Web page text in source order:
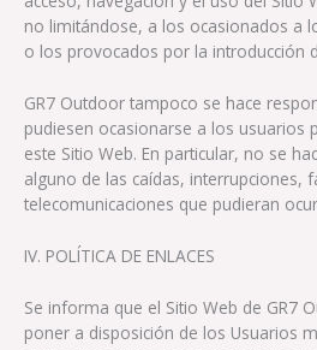
no limitándose, a los ocasionados a
o los provocados por la introducción
GR7 Outdoor tampoco se hace
pudiesen ocasionarse a los usuarios
este Sitio Web. En particular, no se
alguno de las caídas, interrupciones,
telecomunicaciones que pudieran
IV. POLÍTICA DE ENLACES
Se informa que el Sitio Web de GR7
poner a disposición de los Usuarios